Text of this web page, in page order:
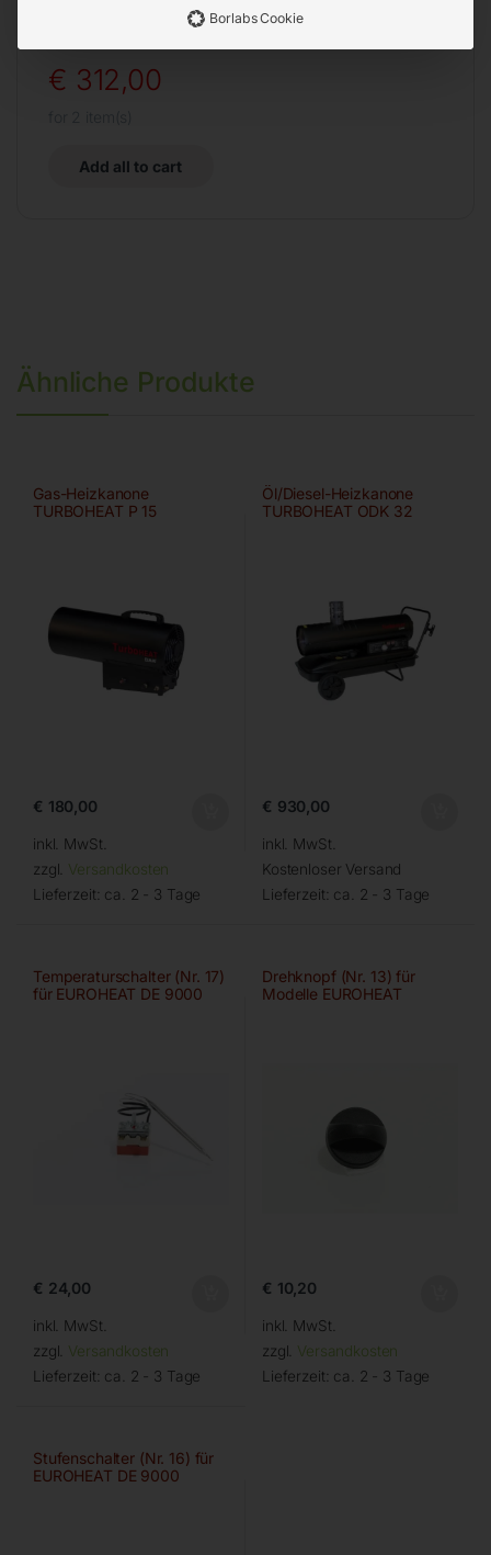
€ 312,00
Add all to cart
Ähnliche Produkte
Gas-Heizkanone
TURBOHEAT P 15
€ 180,00
inkl. MwSt.
zzgl. Versandkosten
Lieferzeit: ca. 2 - 3 Tage
Öl/Diesel-Heizkanone
TURBOHEAT ODK 32
€ 930,00
inkl. MwSt.
Kostenloser Versand
Lieferzeit: ca. 2 - 3 Tage
Temperaturschalter (Nr. 17)
für EUROHEAT DE 9000
€ 24,00
inkl. MwSt.
zzgl. Versandkosten
Lieferzeit: ca. 2 - 3 Tage
Drehknopf (Nr. 13) für
Modelle EUROHEAT
€ 10,20
inkl. MwSt.
zzgl. Versandkosten
Lieferzeit: ca. 2 - 3 Tage
Stufenschalter (Nr. 16) für
EUROHEAT DE 9000
Borlabs Cookie